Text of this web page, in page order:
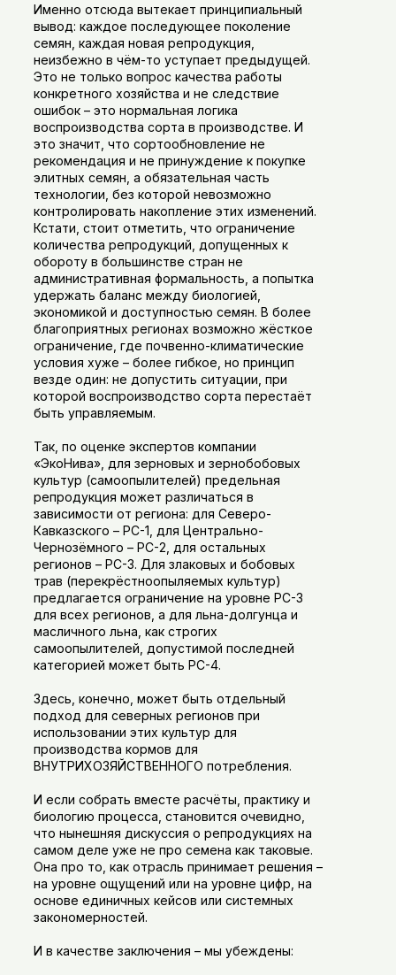
Именно отсюда вытекает принципиальный
вывод: каждое последующее поколение
семян, каждая новая репродукция,
неизбежно в чём-то уступает предыдущей.
Это не только вопрос качества работы
конкретного хозяйства и не следствие
ошибок – это нормальная логика
воспроизводства сорта в производстве. И
это значит, что сортообновление не
рекомендация и не принуждение к покупке
элитных семян, а обязательная часть
технологии, без которой невозможно
контролировать накопление этих изменений.
Кстати, стоит отметить, что ограничение
количества репродукций, допущенных к
обороту в большинстве стран не
административная формальность, а попытка
удержать баланс между биологией,
экономикой и доступностью семян. В более
благоприятных регионах возможно жёсткое
ограничение, где почвенно-климатические
условия хуже – более гибкое, но принцип
везде один: не допустить ситуации, при
которой воспроизводство сорта перестаёт
быть управляемым.
Так, по оценке экспертов компании
«ЭкоНива», для зерновых и зернобобовых
культур (самоопылителей) предельная
репродукция может различаться в
зависимости от региона: для Северо-
Кавказского – РС-1, для Центрально-
Чернозёмного – РС-2, для остальных
регионов – РС-3. Для злаковых и бобовых
трав (перекрёстноопыляемых культур)
предлагается ограничение на уровне РС-3
для всех регионов, а для льна-долгунца и
масличного льна, как строгих
самоопылителей, допустимой последней
категорией может быть РС-4.
Здесь, конечно, может быть отдельный
подход для северных регионов при
использовании этих культур для
производства кормов для
ВНУТРИХОЗЯЙСТВЕННОГО потребления.
И если собрать вместе расчёты, практику и
биологию процесса, становится очевидно,
что нынешняя дискуссия о репродукциях на
самом деле уже не про семена как таковые.
Она про то, как отрасль принимает решения –
на уровне ощущений или на уровне цифр, на
основе единичных кейсов или системных
закономерностей.
И в качестве заключения – мы убеждены: